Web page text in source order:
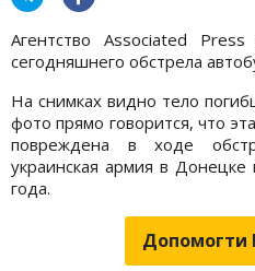
Агентство Associated Press
сегодняшнего обстрела
На снимках видно тело
фото прямо говорится, что
повреждена в ходе
украинская армия в Донецке
года.
Допомогти